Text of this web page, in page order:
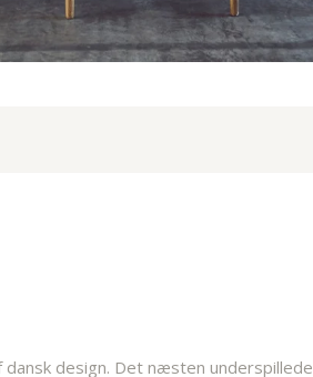
design. Det næsten